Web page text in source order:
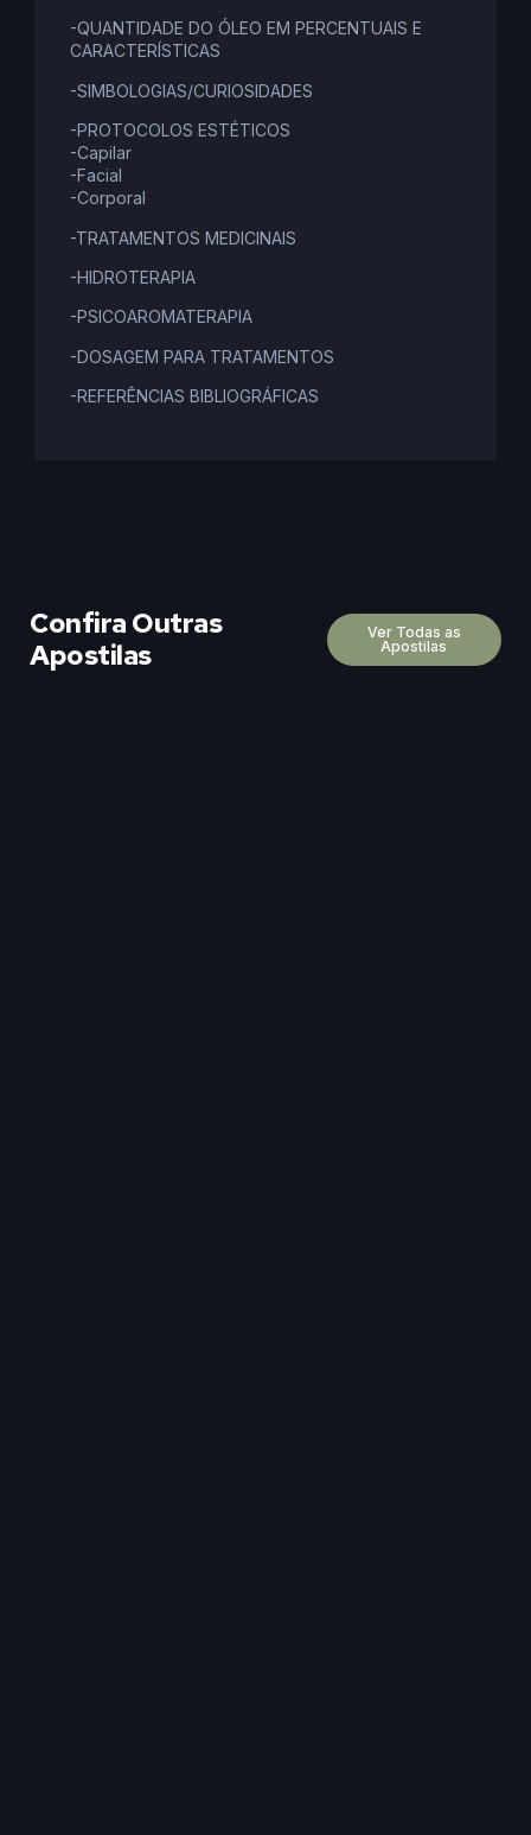
-QUANTIDADE DO ÓLEO EM PERCENTUAIS E
CARACTERÍSTICAS
-SIMBOLOGIAS/CURIOSIDADES
-PROTOCOLOS ESTÉTICOS
-Capilar
-Facial
-Corporal
-TRATAMENTOS MEDICINAIS
-HIDROTERAPIA
-PSICOAROMATERAPIA
-DOSAGEM PARA TRATAMENTOS
-REFERÊNCIAS BIBLIOGRÁFICAS
Confira Outras
Apostilas
Ver Todas as
Apostilas